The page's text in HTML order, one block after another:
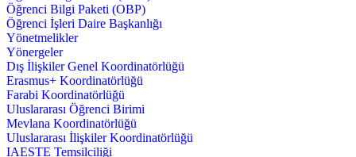
Öğrenci Bilgi Paketi (OBP)
Öğrenci İşleri Daire Başkanlığı
Yönetmelikler
Yönergeler
Dış İlişkiler Genel Koordinatörlüğü
Erasmus+ Koordinatörlüğü
Farabi Koordinatörlüğü
Uluslararası Öğrenci Birimi
Mevlana Koordinatörlüğü
Uluslararası İlişkiler Koordinatörlüğü
IAESTE Temsilciliği